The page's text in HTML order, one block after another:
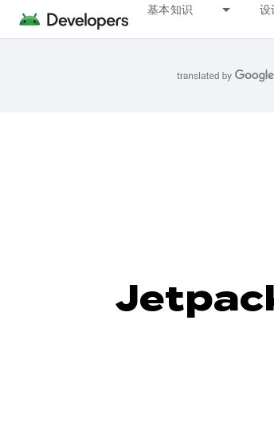
基本知识 设
Jetpack